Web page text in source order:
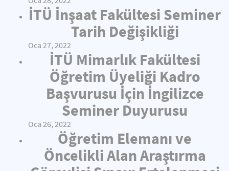
İTÜ İnşaat Fakültesi Seminer
Tarih Değişikliği
Oca 27, 2022
İTÜ Mimarlık Fakültesi
Öğretim Üyeliği Kadro
Başvurusu İçin İngilizce
Seminer Duyurusu
Oca 26, 2022
Öğretim Elemanı ve
Öncelikli Alan Araştırma